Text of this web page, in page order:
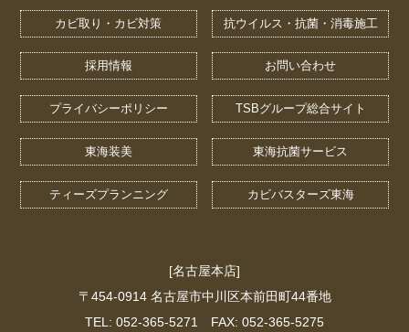
カビ取り・カビ対策 抗ウイルス・抗菌・消毒施工
採用情報 お問い合わせ
プライバシーポリシー TSBグループ総合サイト
東海装美 東海抗菌サービス
ティーズプランニング カビバスターズ東海
[名古屋本店]
〒454-0914 名古屋市中川区本前田町44番地
TEL: 052-365-5271 FAX: 052-365-5275